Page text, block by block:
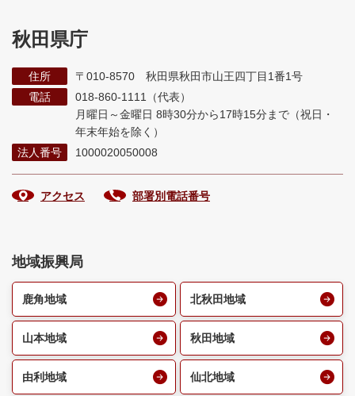
秋田県庁
住所
〒010-8570 秋田県秋田市山王四丁目1番1号
電話
018-860-1111（代表）
月曜日～金曜日 8時30分から17時15分まで （祝日・
年末年始を除く）
法人番号
1000020050008
アクセス 部署別電話番号
地域振興局
鹿角地域 北秋田地域
山本地域 秋田地域
由利地域 仙北地域